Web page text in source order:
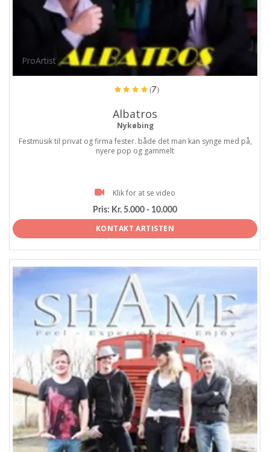
ProArtist
(7)
Albatros
Nykøbing
Festmusik til privat og firma fester. både det man kan synge med på,
nyere pop og gammelt
Klik for at se video
Pris: Kr. 5.000 - 10.000
KONTAKT ARTISTEN